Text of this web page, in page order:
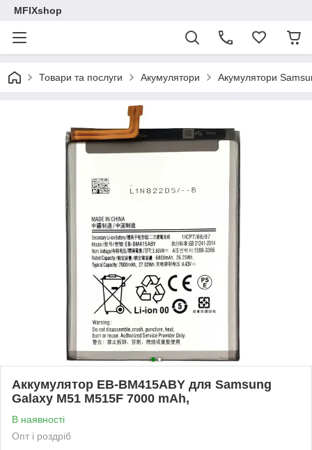
MFIXshop
Товари та послуги Акумулятори Акумулятори
Аккумулятор EB-BM415ABY для Samsung
Galaxy M51 M515F 7000 mAh,
В наявності
Опт і роздріб